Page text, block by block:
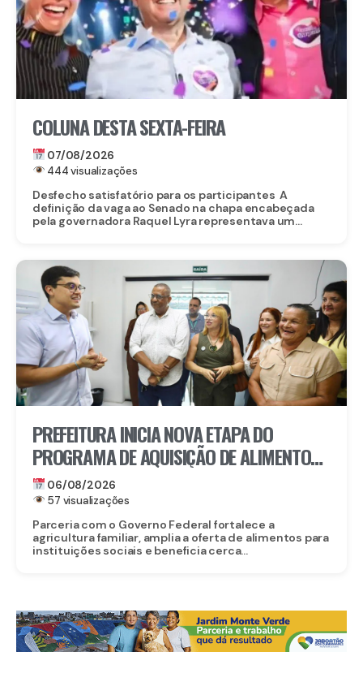
COLUNA DESTA SEXTA-FEIRA
07/08/2026
444 visualizações
Desfecho satisfatório para os participantes A
definição da vaga ao Senado na chapa encabeçada
pela governadora Raquel Lyra representava um...
PREFEITURA INICIA NOVA ETAPA DO
PROGRAMA DE AQUISIÇÃO DE ALIMENTOS E
ANUNCIA CRIAÇÃO DO PAA RECIFE
06/08/2026
57 visualizações
Parceria com o Governo Federal fortalece a
agricultura familiar, amplia a oferta de alimentos para
instituições sociais e beneficia cerca...